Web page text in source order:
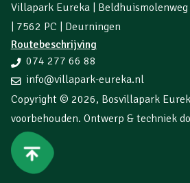
Villapark Eureka | Beldhuismolenweg
| 7562 PC | Deurningen
Routebeschrijving
074 277 66 88
info@villapark-eureka.nl
Copyright © 2026, Bosvillapark
voorbehouden. Ontwerp & techniek